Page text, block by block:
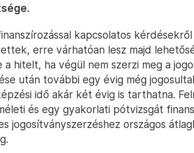
kapcsolatos
erre várhatóan lesz majd
a hitelt, ha végül nem szerzi meg a
után további egy évig még
idő akár két évig is tarthatna.
és egy gyakorlati pótvizsgát
jogosítványszerzéshez országos